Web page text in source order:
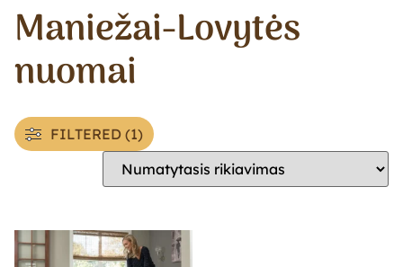
Maniežai-Lovytės
nuomai
FILTERED (1)